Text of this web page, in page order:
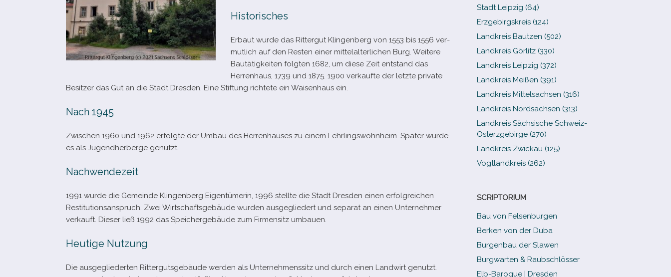
Historisches
Erbaut wurde das Rittergut Klingenberg von 1553 bis 1556 ver­
mut­lich auf den Resten einer mit­tel­al­ter­li­chen Burg. Weitere
Bautätigkeiten folg­ten 1682, um diese Zeit ent­stand das
Herrenhaus, 1739 und 1875. 1900 ver­kaufte der letzte pri­vate
Besitzer das Gut an die Stadt Dresden. Eine Stiftung rich­tete ein Waisenhaus ein.
Nach 1945
Zwischen 1960 und 1962 erfolgte der Umbau des Herrenhauses zu einem Lehrlingswohnheim. Später wurde
es als Jugendherberge genutzt.
Nachwendezeit
1991 wurde die Gemeinde Klingenberg Eigentümerin, 1996 stellte die Stadt Dresden einen erfolg­rei­chen
Restitutionsanspruch. Zwei Wirtschaftsgebäude wur­den aus­ge­glie­dert und sepa­rat an einen Unternehmer
ver­kauft. Dieser ließ 1992 das Speichergebäude zum Firmensitz umbauen.
Heutige Nutzung
Die aus­ge­glie­der­ten Rittergutsgebäude wer­den als Unternehmenssitz und durch einen Landwirt genutzt.
Stadt Leipzig (64)
Erzgebirgskreis (124)
Landkreis Bautzen (502)
Landkreis Görlitz (330)
Landkreis Leipzig (372)
Landkreis Meißen (391)
Landkreis Mittelsachsen (316)
Landkreis Nordsachsen (313)
Landkreis Sächsische Schweiz-​
Osterzgebirge (270)
Landkreis Zwickau (125)
Vogtlandkreis (262)
SCRIPTORIUM
Bau von Felsenburgen
Berken von der Duba
Burgenbau der Slawen
Burgwarten & Raubschlösser
Elb-​Baroque | Dresden